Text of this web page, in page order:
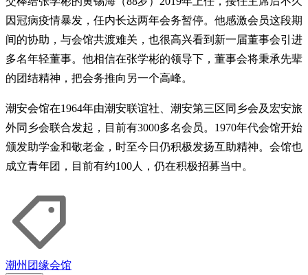
因冠病疫情暴发，任内长达两年会务暂停。他感激会员这段期
间的协助，与会馆共渡难关，也很高兴看到新一届董事会引进
多名年轻董事。他相信在张学彬的领导下，董事会将秉承先辈
的团结精神，把会务推向另一个高峰。
潮安会馆在1964年由潮安联谊社、潮安第三区同乡会及宏安旅
外同乡会联合发起，目前有3000多名会员。1970年代会馆开始
颁发助学金和敬老金，时至今日仍积极发扬互助精神。会馆也
成立青年团，目前有约100人，仍在积极招募当中。
潮州 团缘会馆